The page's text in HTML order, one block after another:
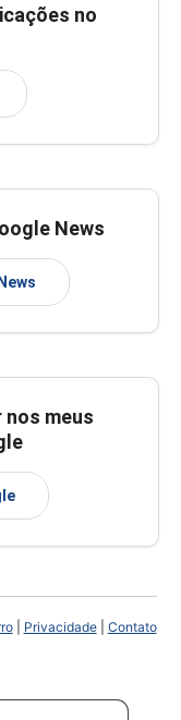
no
News
meus
| Privacidade| Contato